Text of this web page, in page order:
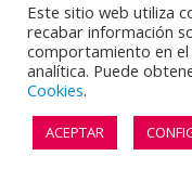
Este sitio web utiliza
recabar información
comportamiento en
analítica. Puede
Cookies.
ACEPTAR